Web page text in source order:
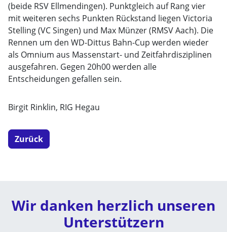
(beide RSV Ellmendingen). Punktgleich auf Rang vier
mit weiteren sechs Punkten Rückstand liegen Victoria
Stelling (VC Singen) und Max Münzer (RMSV Aach). Die
Rennen um den WD-Dittus Bahn-Cup werden wieder
als Omnium aus Massenstart- und Zeitfahrdisziplinen
ausgefahren. Gegen 20h00 werden alle
Entscheidungen gefallen sein.
Birgit Rinklin, RIG Hegau
Zurück
Wir danken herzlich unseren
Unterstützern